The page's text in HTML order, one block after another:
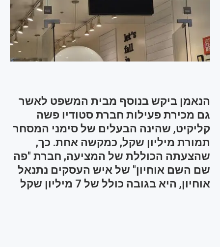
הנאמן ביקש בנוסף מבית המשפט לאשר
גם מכירת פעילות חברת סטודיו פשה
קליקיט, שהינה הבעלים של סימני המסחר
תמורת מיליון שקל, כמקשה אחת. כך,
שהצעתה הכוללת של המציעה, חברת "פה
שם השם אוחיון" של איש העסקים נתנאל
אוחיון, היא בגובה כולל של 7 מיליון שקל